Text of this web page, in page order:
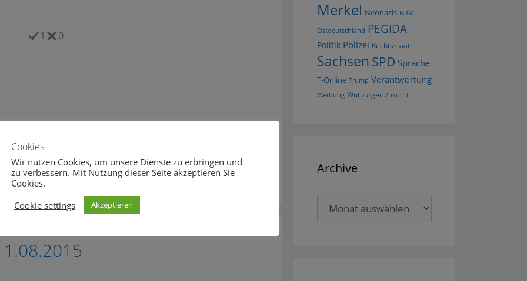
1 0
,Papierkorb
Merkel Neonazis NRW
Ostdeutschland PEGIDA
Politik Polizei Rechtsstaat
Sachsen SPD Sprache
T-Online Trump Verantwortung
Werbung Wutbürger Zukunft
Archive
Cookies
Wir nutzen Cookies, um unsere Dienste zu erbringen und
zu verbessern. Mit Nutzung dieser Seite akzeptieren Sie
Cookies.
Cookie settings
Akzeptieren